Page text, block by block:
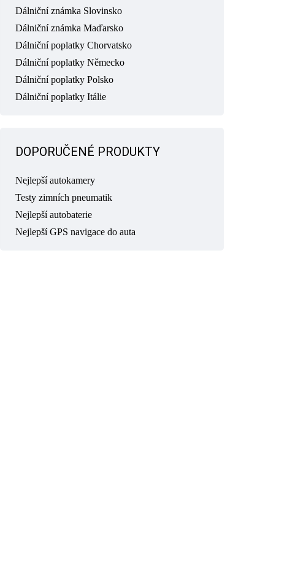
Dálniční známka Slovinsko
Dálniční známka Maďarsko
Dálniční poplatky Chorvatsko
Dálniční poplatky Německo
Dálniční poplatky Polsko
Dálniční poplatky Itálie
DOPORUČENÉ PRODUKTY
Nejlepší autokamery
Testy zimních pneumatik
Nejlepší autobaterie
Nejlepší GPS navigace do auta